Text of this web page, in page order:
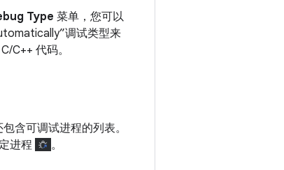
Type 菜单，您可以
调试类型来
C++ 代码。
包含可调试进程的列表。
进程 。